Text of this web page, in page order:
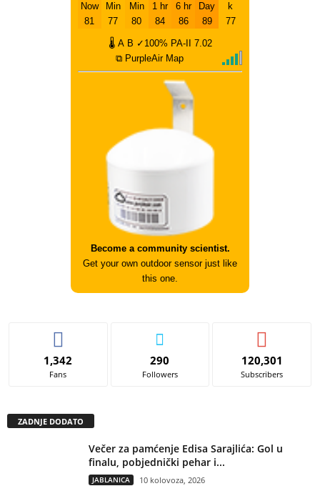
Now
81
Min
77
Min
80
1 hr
84
6 hr
86
Day
89
k
77
🌡 A B ✓100% PA-II
7.02
⧉ PurpleAir Map
Become a community scientist.
Get your own outdoor sensor just like
this one.
1,342
Fans
290
Followers
120,301
Subscribers
ZADNJE DODATO
Večer za pamćenje Edisa Sarajlića: Gol u
finalu, pobjednički pehar i...
JABLANICA 10 kolovoza, 2026